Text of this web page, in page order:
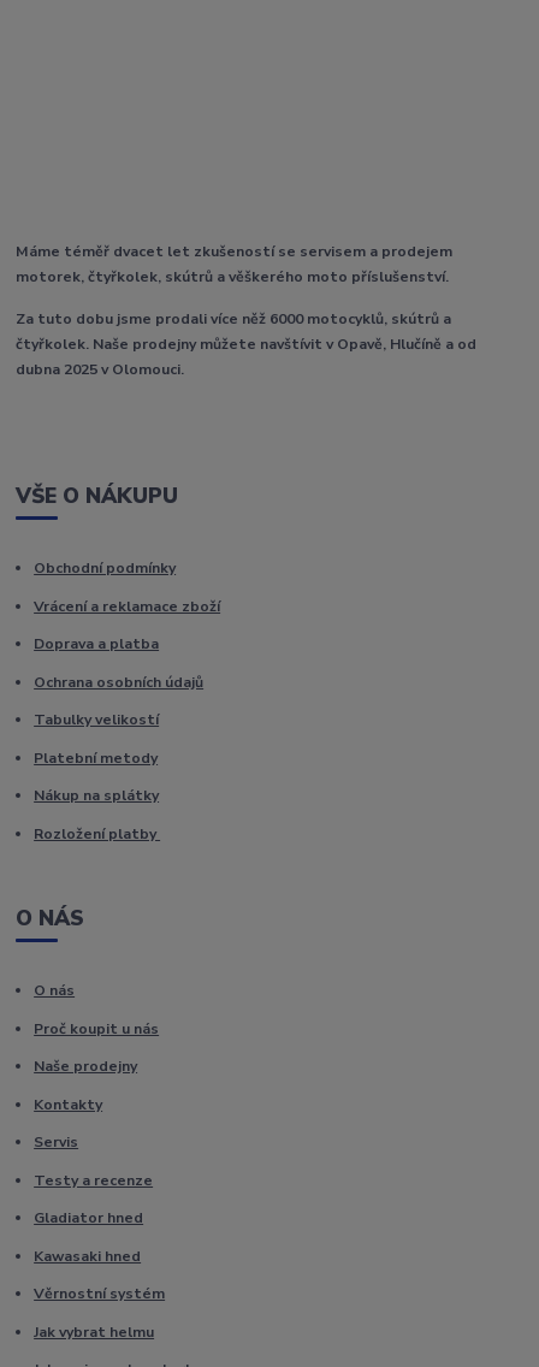
Máme téměř dvacet let zkušeností se servisem a prodejem
motorek, čtyřkolek, skútrů a věškerého moto příslušenství.
Za tuto dobu jsme prodali více něž 6000 motocyklů, skútrů a
čtyřkolek. Naše prodejny můžete navštívit v Opavě, Hlučíně a od
dubna 2025 v Olomouci.
VŠE O NÁKUPU
Obchodní podmínky
Vrácení a reklamace zboží
Doprava a platba
Ochrana osobních údajů
Tabulky velikostí
Platební metody
Nákup na splátky
Rozložení platby
O NÁS
O nás
Proč koupit u nás
Naše prodejny
Kontakty
Servis
Testy a recenze
Gladiator hned
Kawasaki hned
Věrnostní systém
Jak vybrat helmu